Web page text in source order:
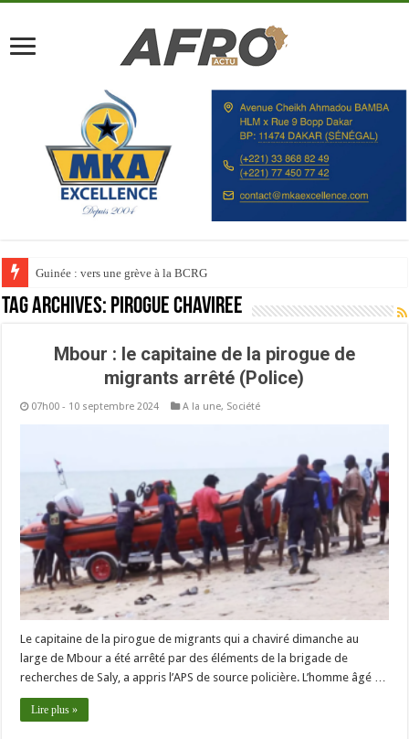
Guinée : vers une grève à la BCRG
Tag Archives: Pirogue chavirée
Mbour : le capitaine de la pirogue de
migrants arrêté (Police)
07h00 - 10 septembre 2024 A la une, Société
Le capitaine de la pirogue de migrants qui a chaviré dimanche au
large de Mbour a été arrêté par des éléments de la brigade de
recherches de Saly, a appris l’APS de source policière. L’homme âgé …
Lire plus »